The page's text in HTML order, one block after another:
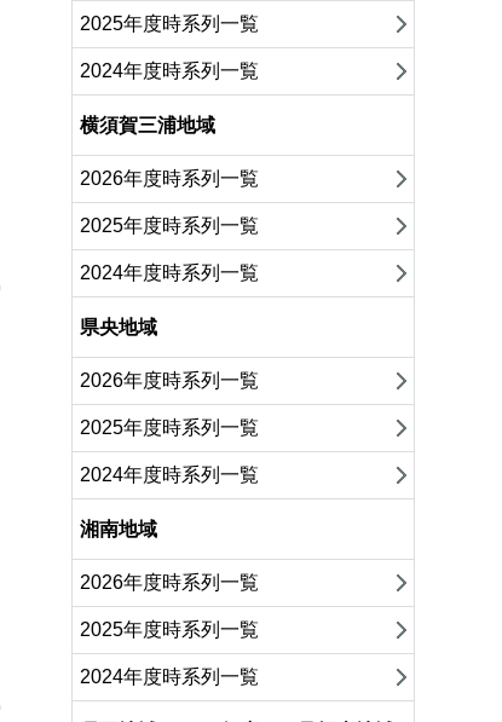
2025年度時系列一覧
2024年度時系列一覧
横須賀三浦地域
2026年度時系列一覧
2025年度時系列一覧
2024年度時系列一覧
県央地域
2026年度時系列一覧
2025年度時系列一覧
2024年度時系列一覧
湘南地域
2026年度時系列一覧
2025年度時系列一覧
2024年度時系列一覧